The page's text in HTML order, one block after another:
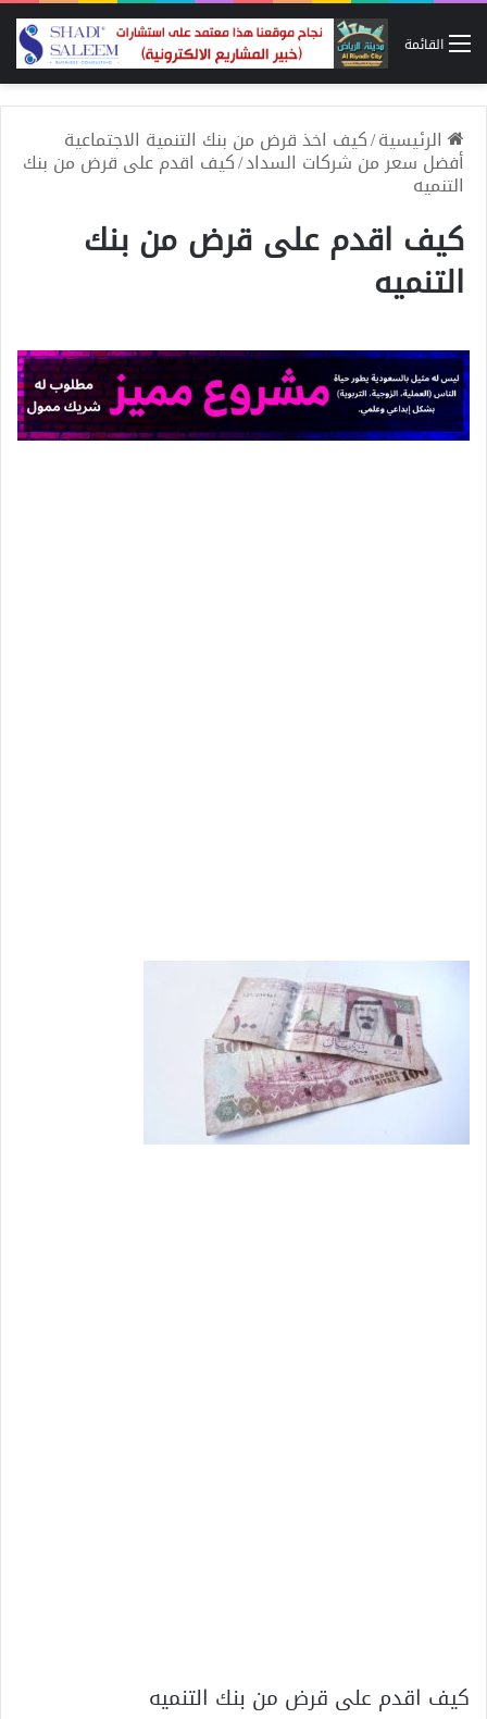
القائمة
الرئيسية/كيف اخذ قرض من بنك التنمية الاجتماعية
أفضل سعر من شركات السداد/كيف اقدم على قرض من بنك
التنميه
كيف اقدم على قرض من بنك
التنميه
كيف اقدم على قرض من بنك التنميه